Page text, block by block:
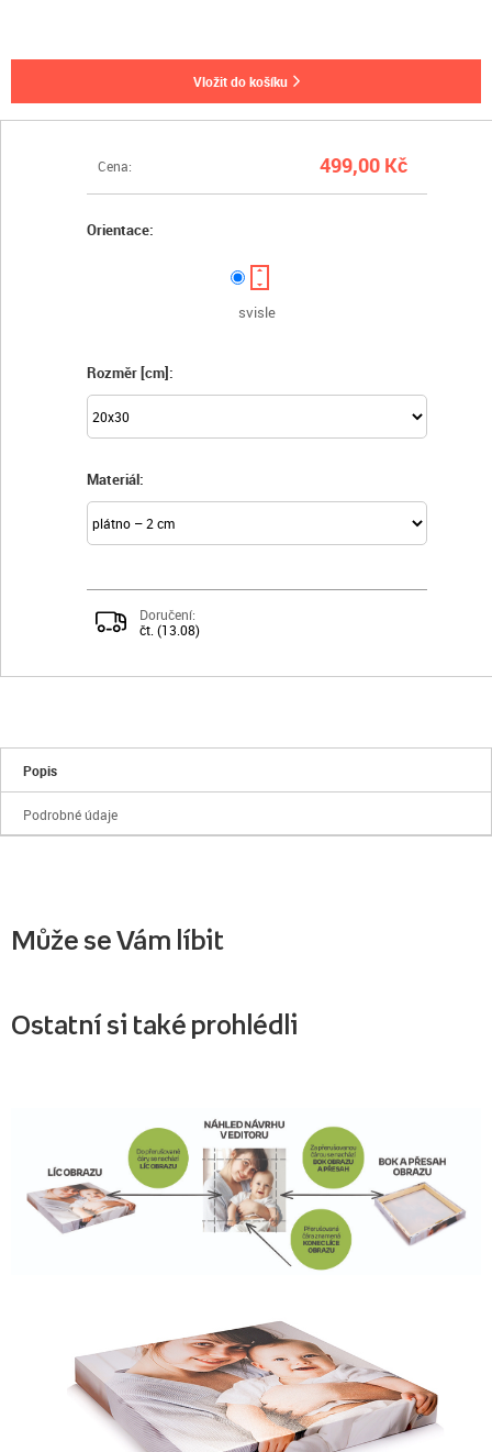
Cena: 499,00 Kč
Orientace:
svisle
Rozměr [cm]:
Materiál:
Doručení:
čt. (13.08)
vložit do košíku
Popis
Podrobné údaje
Může se Vám líbit
Ostatní si také prohlédli